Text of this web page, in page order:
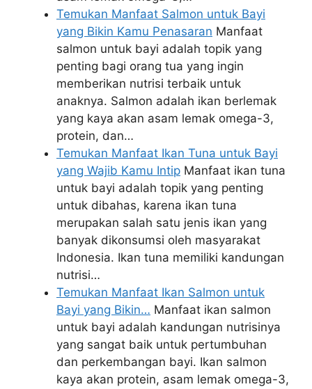
Temukan Manfaat Salmon untuk Bayi
yang Bikin Kamu Penasaran Manfaat
salmon untuk bayi adalah topik yang
penting bagi orang tua yang ingin
memberikan nutrisi terbaik untuk
anaknya. Salmon adalah ikan berlemak
yang kaya akan asam lemak omega-3,
protein, dan…
Temukan Manfaat Ikan Tuna untuk Bayi
yang Wajib Kamu Intip Manfaat ikan tuna
untuk bayi adalah topik yang penting
untuk dibahas, karena ikan tuna
merupakan salah satu jenis ikan yang
banyak dikonsumsi oleh masyarakat
Indonesia. Ikan tuna memiliki kandungan
nutrisi…
Temukan Manfaat Ikan Salmon untuk
Bayi yang Bikin… Manfaat ikan salmon
untuk bayi adalah kandungan nutrisinya
yang sangat baik untuk pertumbuhan
dan perkembangan bayi. Ikan salmon
kaya akan protein, asam lemak omega-3,